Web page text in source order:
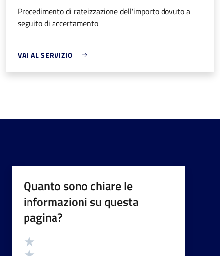
Procedimento di rateizzazione dell'importo dovuto a
seguito di accertamento
VAI AL SERVIZIO
Quanto sono chiare le
informazioni su questa
pagina?
Valutazione